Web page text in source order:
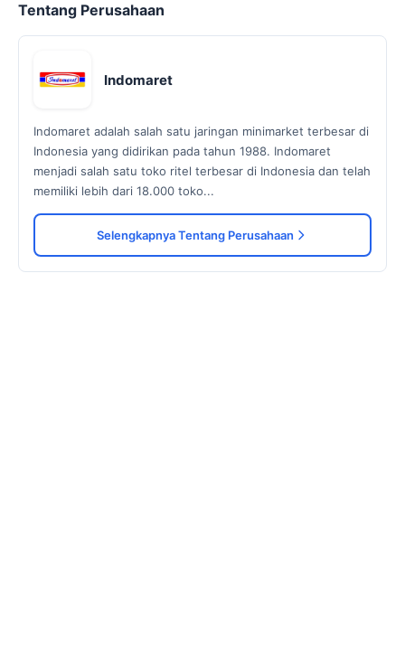
Tentang Perusahaan
Indomaret
Indomaret adalah salah satu jaringan minimarket terbesar di
Indonesia yang didirikan pada tahun 1988. Indomaret
menjadi salah satu toko ritel terbesar di Indonesia dan telah
memiliki lebih dari 18.000 toko...
Selengkapnya Tentang Perusahaan